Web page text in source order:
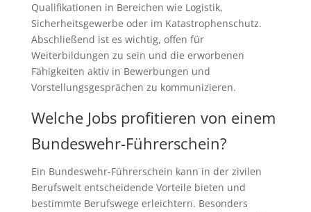
Qualifikationen in Bereichen wie Logistik,
Sicherheitsgewerbe oder im Katastrophenschutz.
Abschließend ist es wichtig, offen für
Weiterbildungen zu sein und die erworbenen
Fähigkeiten aktiv in Bewerbungen und
Vorstellungsgesprächen zu kommunizieren.
Welche Jobs profitieren von einem
Bundeswehr-Führerschein?
Ein Bundeswehr-Führerschein kann in der zivilen
Berufswelt entscheidende Vorteile bieten und
bestimmte Berufswege erleichtern. Besonders